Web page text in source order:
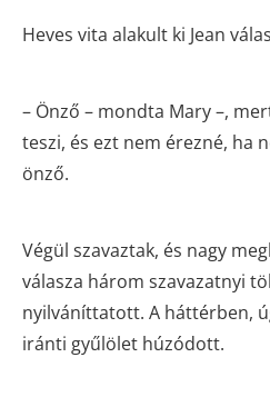
Heves vita alakult ki Jean
– Önző – mondta Mary –,
teszi, és ezt nem érezné, ha
önző.
Végül szavaztak, és nagy
válasza három szavazatnyi
nyilváníttatott. A háttérben,
iránti gyűlölet húzódott.